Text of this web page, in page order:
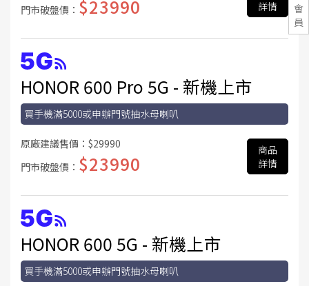
會
員
門市破盤價： $23990
詳情
HONOR 600 Pro 5G - 新機上市
買手機滿5000或申辦門號抽水母喇叭
原廠建議售價： $29990
門市破盤價： $23990
商品
詳情
HONOR 600 5G - 新機上市
買手機滿5000或申辦門號抽水母喇叭